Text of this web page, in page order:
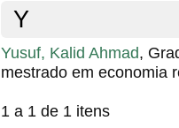
Y
Yusuf, Kalid Ahmad,
mestrado em economia
1 a 1 de 1 itens